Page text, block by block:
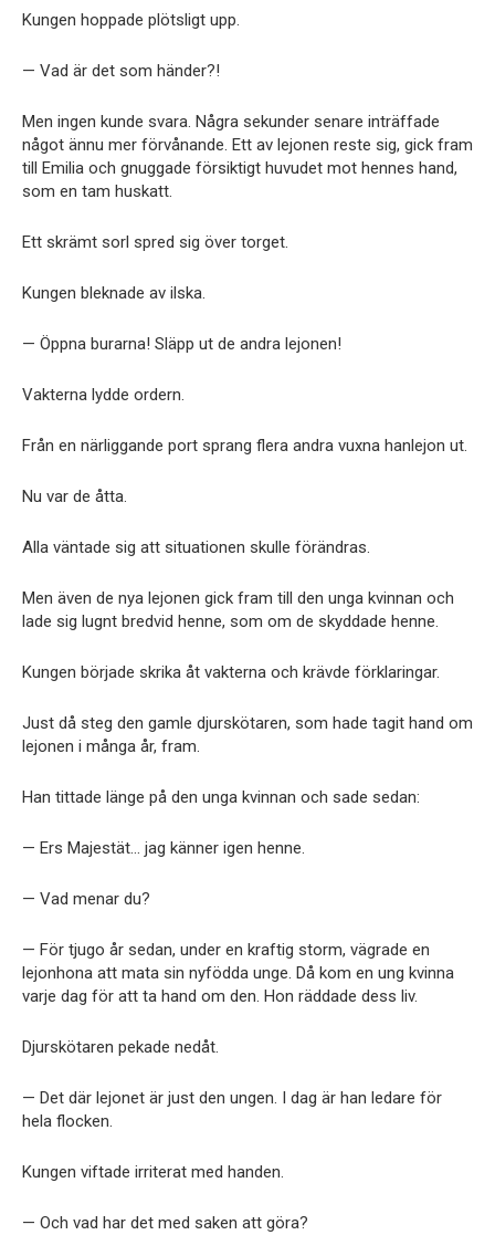
Kungen hoppade plötsligt upp.
— Vad är det som händer?!
Men ingen kunde svara. Några sekunder senare inträffade
något ännu mer förvånande. Ett av lejonen reste sig, gick fram
till Emilia och gnuggade försiktigt huvudet mot hennes hand,
som en tam huskatt.
Ett skrämt sorl spred sig över torget.
Kungen bleknade av ilska.
— Öppna burarna! Släpp ut de andra lejonen!
Vakterna lydde ordern.
Från en närliggande port sprang flera andra vuxna hanlejon ut.
Nu var de åtta.
Alla väntade sig att situationen skulle förändras.
Men även de nya lejonen gick fram till den unga kvinnan och
lade sig lugnt bredvid henne, som om de skyddade henne.
Kungen började skrika åt vakterna och krävde förklaringar.
Just då steg den gamle djurskötaren, som hade tagit hand om
lejonen i många år, fram.
Han tittade länge på den unga kvinnan och sade sedan:
— Ers Majestät… jag känner igen henne.
— Vad menar du?
— För tjugo år sedan, under en kraftig storm, vägrade en
lejonhona att mata sin nyfödda unge. Då kom en ung kvinna
varje dag för att ta hand om den. Hon räddade dess liv.
Djurskötaren pekade nedåt.
— Det där lejonet är just den ungen. I dag är han ledare för
hela flocken.
Kungen viftade irriterat med handen.
— Och vad har det med saken att göra?